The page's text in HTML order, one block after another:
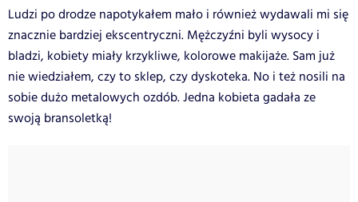
Ludzi po drodze napotykałem mało i również wydawali mi się
znacznie bardziej ekscentryczni. Mężczyźni byli wysocy i
bladzi, kobiety miały krzykliwe, kolorowe makijaże. Sam już
nie wiedziałem, czy to sklep, czy dyskoteka. No i też nosili na
sobie dużo metalowych ozdób. Jedna kobieta gadała ze
swoją bransoletką!